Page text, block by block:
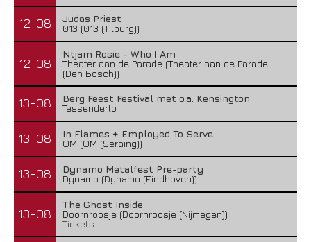
12-08
Judas Priest
013 (013 (Tilburg))
12-08
Ntjam Rosie - Who I Am
Theater aan de Parade (Theater aan de Parade
(Den Bosch))
13-08
Berg Feest Festival met o.a. Kensington
Tessenderlo
13-08
In Flames + Employed To Serve
OM (OM (Seraing))
13-08
Dynamo Metalfest Pre-party
Dynamo (Dynamo (Eindhoven))
13-08
The Ghost Inside
Doornroosje (Doornroosje (Nijmegen))
Tickets